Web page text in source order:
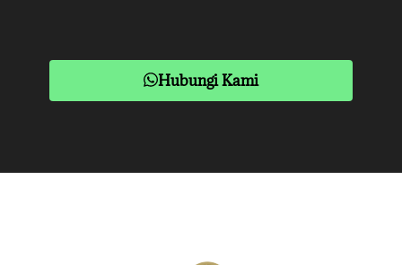
Hubungi Kami